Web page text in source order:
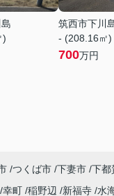
)
筑西市下川
- (208.16㎡)
700万円
つくば市 下妻市 下都
幸町 稲野辺 新福寺 水